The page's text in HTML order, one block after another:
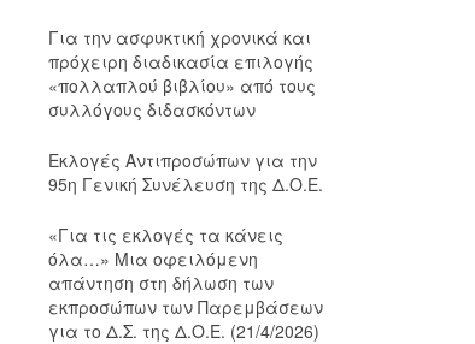
Για την ασφυκτική χρονικά και
πρόχειρη διαδικασία επιλογής
«πολλαπλού βιβλίου» από τους
συλλόγους διδασκόντων
Εκλογές Αντιπροσώπων για την
95η Γενική Συνέλευση της Δ.Ο.Ε.
«Για τις εκλογές τα κάνεις
όλα…» Μια οφειλόμενη
απάντηση στη δήλωση των
εκπροσώπων των Παρεμβάσεων
για το Δ.Σ. της Δ.Ο.Ε. (21/4/2026)